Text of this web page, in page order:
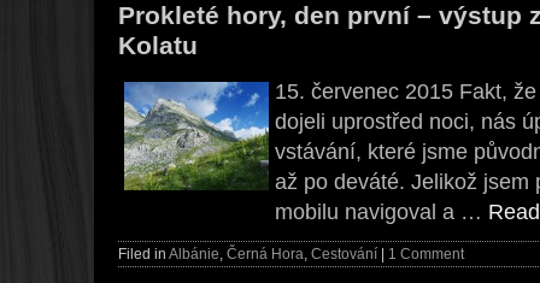
Prokleté hory, den první – výstup
Kolatu
15. červenec 2015 Fakt,
dojeli uprostřed noci, nás
vstávání, které jsme
až po deváté. Jelikož jsem
mobilu navigoval a …
Filed in Albánie, Černá Hora, Cestování 1 Comment